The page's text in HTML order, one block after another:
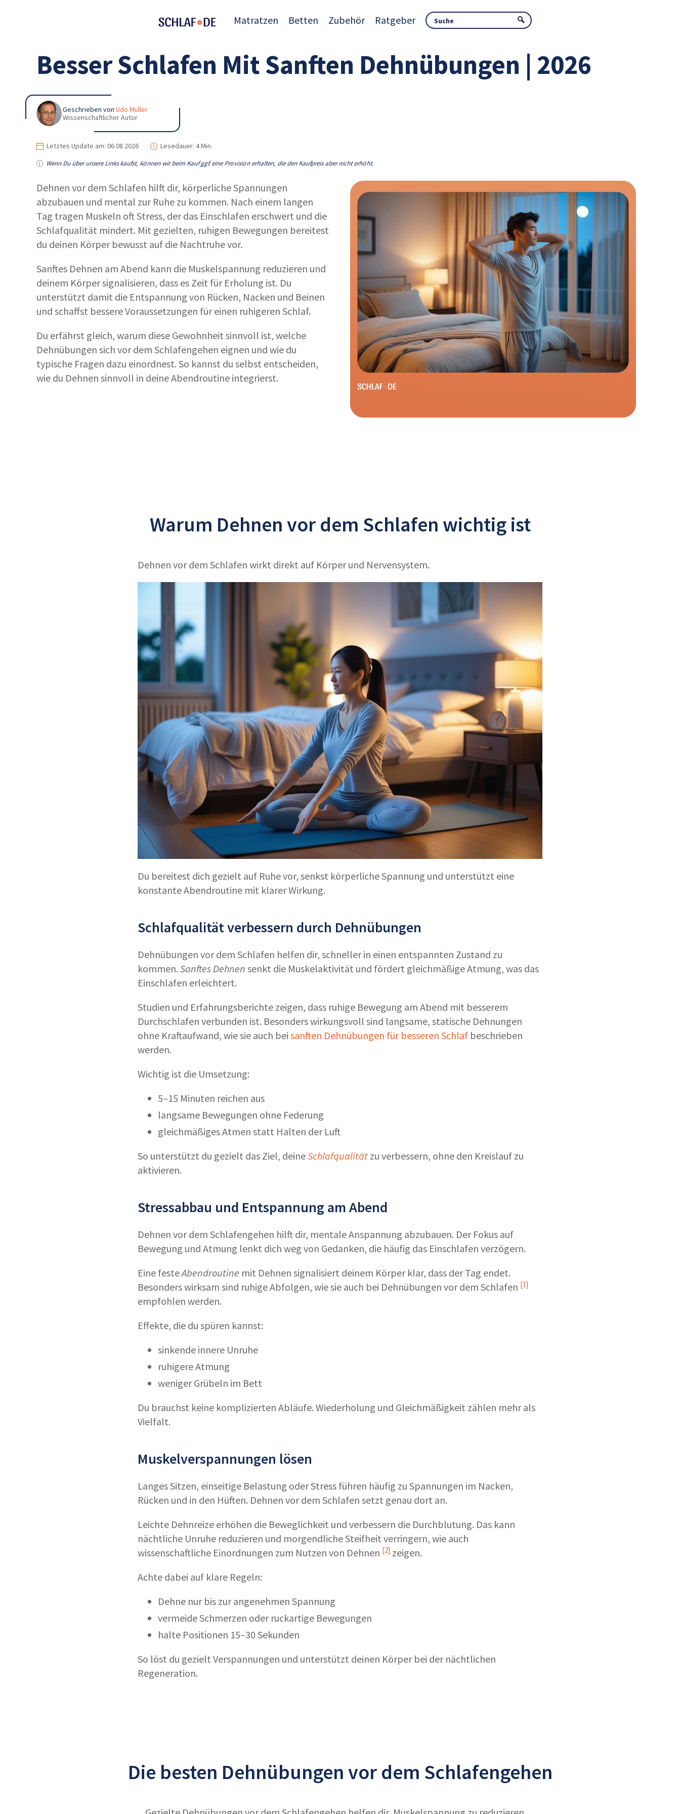
Matratzen Betten Zubehör Ratgeber
Besser Schlafen Mit Sanften Dehnübungen | 2026
Geschrieben von Udo Müller
Wissenschaftlicher Autor
Letztes Update am: 06.08.2026 Lesedauer: 4 Min.
Wenn Du über unsere Links kaufst, können wir beim Kauf ggf. eine Provision erhalten, die den Kaufpreis aber nicht erhöht.
Dehnen vor dem Schlafen hilft dir, körperliche Spannungen
abzubauen und mental zur Ruhe zu kommen. Nach einem langen
Tag tragen Muskeln oft Stress, der das Einschlafen erschwert und die
Schlafqualität mindert. Mit gezielten, ruhigen Bewegungen bereitest
du deinen Körper bewusst auf die Nachtruhe vor.
Sanftes Dehnen am Abend kann die Muskelspannung reduzieren und
deinem Körper signalisieren, dass es Zeit für Erholung ist. Du
unterstützt damit die Entspannung von Rücken, Nacken und Beinen
und schaffst bessere Voraussetzungen für einen ruhigeren Schlaf.
Du erfährst gleich, warum diese Gewohnheit sinnvoll ist, welche
Dehnübungen sich vor dem Schlafengehen eignen und wie du
typische Fragen dazu einordnest. So kannst du selbst entscheiden,
wie du Dehnen sinnvoll in deine Abendroutine integrierst.
Warum Dehnen vor dem Schlafen wichtig ist
Dehnen vor dem Schlafen wirkt direkt auf Körper und Nervensystem.
Du bereitest dich gezielt auf Ruhe vor, senkst körperliche Spannung und unterstützt eine
konstante Abendroutine mit klarer Wirkung.
Schlafqualität verbessern durch Dehnübungen
Dehnübungen vor dem Schlafen helfen dir, schneller in einen entspannten Zustand zu
kommen. Sanftes Dehnen senkt die Muskelaktivität und fördert gleichmäßige Atmung, was das
Einschlafen erleichtert.
Studien und Erfahrungsberichte zeigen, dass ruhige Bewegung am Abend mit besserem
Durchschlafen verbunden ist. Besonders wirkungsvoll sind langsame, statische Dehnungen
ohne Kraftaufwand, wie sie auch bei sanften Dehnübungen für besseren Schlaf beschrieben
werden.
Wichtig ist die Umsetzung:
5–15 Minuten reichen aus
langsame Bewegungen ohne Federung
gleichmäßiges Atmen statt Halten der Luft
So unterstützt du gezielt das Ziel, deineSchlafqualität zu verbessern, ohne den Kreislauf zu
aktivieren.
Stressabbau und Entspannung am Abend
Dehnen vor dem Schlafengehen hilft dir, mentale Anspannung abzubauen. Der Fokus auf
Bewegung und Atmung lenkt dich weg von Gedanken, die häufig das Einschlafen verzögern.
Eine festeAbendroutine mit Dehnen signalisiert deinem Körper klar, dass der Tag endet.
Besonders wirksam sind ruhige Abfolgen, wie sie auch bei Dehnübungen vor dem Schlafen [1]
empfohlen werden.
Effekte, die du spüren kannst:
sinkende innere Unruhe
ruhigere Atmung
weniger Grübeln im Bett
Du brauchst keine komplizierten Abläufe. Wiederholung und Gleichmäßigkeit zählen mehr als
Vielfalt.
Muskelverspannungen lösen
Langes Sitzen, einseitige Belastung oder Stress führen häufig zu Spannungen im Nacken,
Rücken und in den Hüften. Dehnen vor dem Schlafen setzt genau dort an.
Leichte Dehnreize erhöhen die Beweglichkeit und verbessern die Durchblutung. Das kann
nächtliche Unruhe reduzieren und morgendliche Steifheit verringern, wie auch
wissenschaftliche Einordnungen zum Nutzen von Dehnen [2] zeigen.
Achte dabei auf klare Regeln:
Dehne nur bis zur angenehmen Spannung
vermeide Schmerzen oder ruckartige Bewegungen
halte Positionen 15–30 Sekunden
So löst du gezielt Verspannungen und unterstützt deinen Körper bei der nächtlichen
Regeneration.
Die besten Dehnübungen vor dem Schlafengehen